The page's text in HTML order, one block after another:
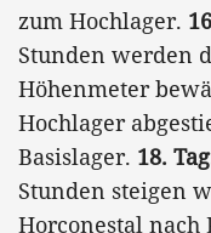
zum Hochlager.
Stunden werden
Höhenmeter
Hochlager
Basislager. 18.
Stunden steigen
Horconestal nach